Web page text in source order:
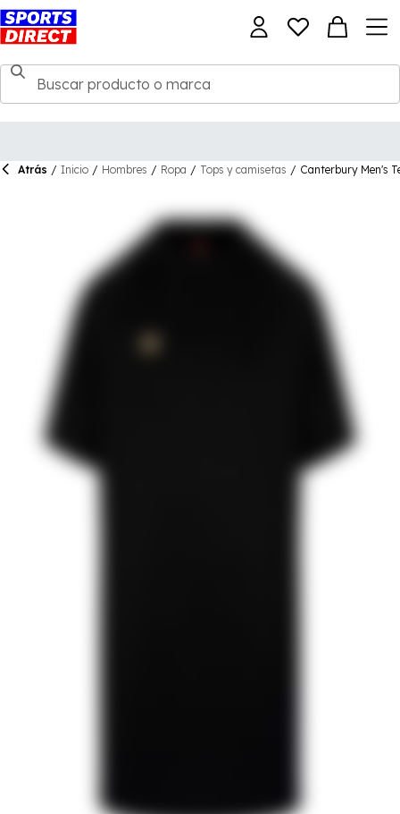
Atrás / Inicio / Hombres / Ropa / Tops y camisetas / Canterbury Men's